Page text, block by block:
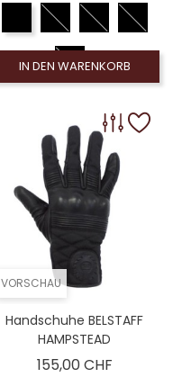
IN DEN WARENKORB
VORSCHAU
Handschuhe BELSTAFF
HAMPSTEAD
155,00 CHFPreis